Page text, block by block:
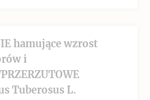
hamujące wzrost
i
Tuberosus L.